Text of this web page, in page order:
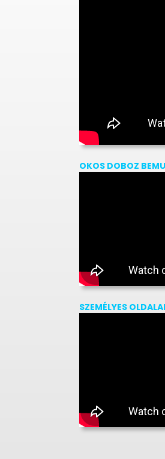
OKOS DOBOZ
SZEMÉLYES